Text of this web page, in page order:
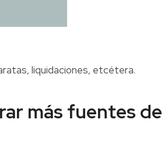
liquidaciones, etcétera.
más fuentes de